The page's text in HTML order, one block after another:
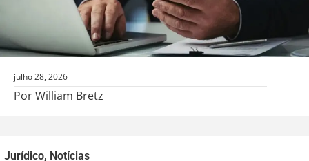
julho 28, 2026
Por William Bretz
Jurídico, Notícias